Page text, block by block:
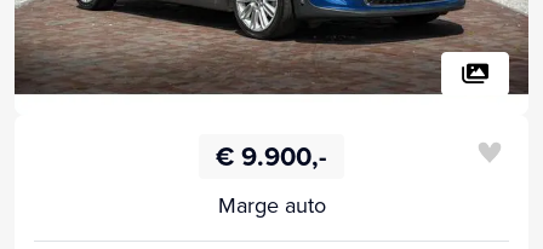
€ 9.900,-
Marge auto